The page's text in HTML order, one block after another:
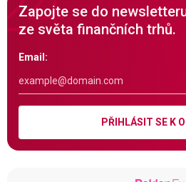
Zapojte se do
ze světa finančních trhů.
Email:
PŘIHLÁSIT SE K